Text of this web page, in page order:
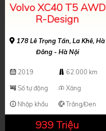
Volvo XC40 T5 AWD
R-Design
178 Lê Trọng Tấn, La Khê, Hà
Đông - Hà Nội
2019
62.000 km
Số tự động
Xăng
Nhập khẩu
Trắng/Đen
939 Triệu